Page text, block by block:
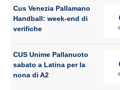
Cus Venezia Pallamano
Handball: week-end di
verifiche
CUS Unime Pallanuoto
sabato a Latina per la
nona di A2